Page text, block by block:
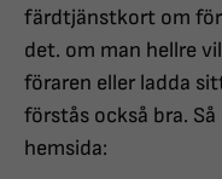
färdtjänstkort om
det. om man hellre
föraren eller ladda
förstås också bra.
hemsida: